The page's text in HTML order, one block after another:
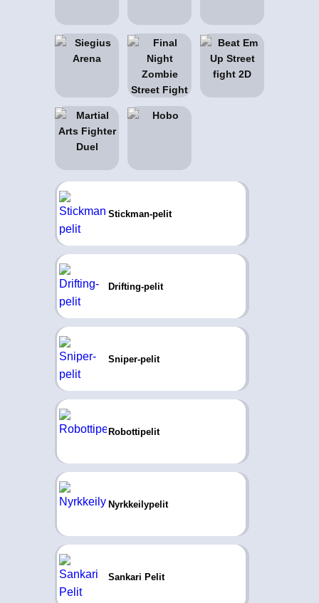
Stickman-pelit
Drifting-pelit
Sniper-pelit
Robottipelit
Nyrkkeilypelit
Sankari Pelit